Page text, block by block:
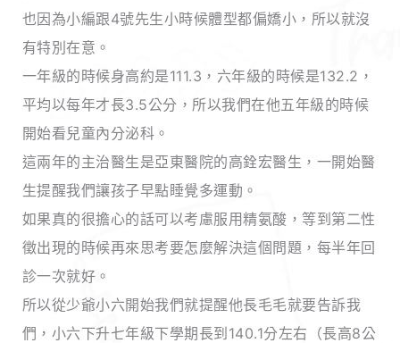
也因為小編跟4號先生小時候體型都偏嬌小，所以就沒
有特別在意。
一年級的時候身高約是111.3，六年級的時候是132.2，
平均以每年才長3.5公分，所以我們在他五年級的時候
開始看兒童內分泌科。
這兩年的主治醫生是亞東醫院的高銓宏醫生，一開始醫
生提醒我們讓孩子早點睡覺多運動。
如果真的很擔心的話可以考慮服用精氨酸，等到第二性
徵出現的時候再來思考要怎麼解決這個問題，每半年回
診一次就好。
所以從少爺小六開始我們就提醒他長毛毛就要告訴我
們，小六下升七年級下學期長到140.1分左右（長高8公